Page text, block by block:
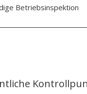
Betriebsinspektion